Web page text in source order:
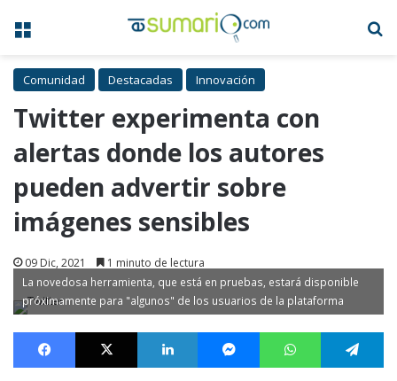
Menú
Comunidad Destacadas Innovación
Twitter experimenta con
alertas donde los autores
pueden advertir sobre
imágenes sensibles
09 Dic, 2021 1 minuto de lectura
La novedosa herramienta, que está en pruebas, estará disponible
próximamente para "algunos" de los usuarios de la plataforma
Facebook X LinkedIn MessengerWhatsApp